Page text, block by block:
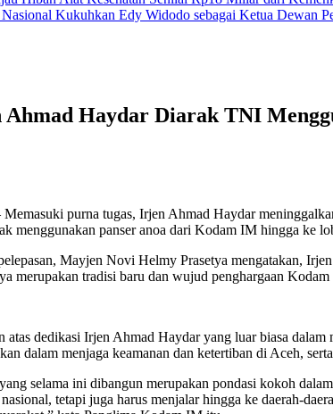
Kukuhkan Edy Widodo sebagai Ketua Dewan
Haydar Diarak TNI
purna tugas, Irjen Ahmad Haydar
menggunakan panser anoa dari Kodam IM hingga ke
Mayjen Novi Helmy Prasetya mengatakan,
merupakan tradisi baru dan wujud penghargaan
atas dedikasi Irjen Ahmad Haydar yang luar biasa
dalam menjaga keamanan dan ketertiban di Aceh,
selama ini dibangun merupakan pondasi kokoh
tetapi juga harus menjalar hingga ke daerah-